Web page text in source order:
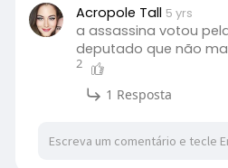
Acropole Tall 5 yrs
a assassina votou
deputado que não
2
1 Resposta